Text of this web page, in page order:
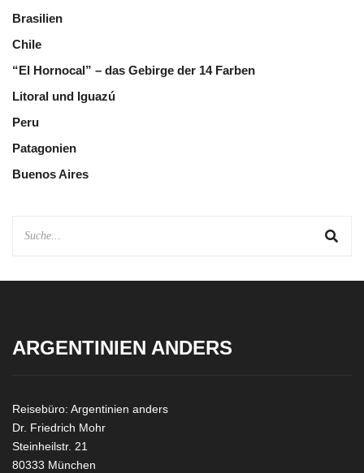
Brasilien
Chile
“El Hornocal” – das Gebirge der 14 Farben
Litoral und Iguazú
Peru
Patagonien
Buenos Aires
ARGENTINIEN ANDERS
Reisebüro: Argentinien anders
Dr. Friedrich Mohr
Steinheilstr. 21
80333 München